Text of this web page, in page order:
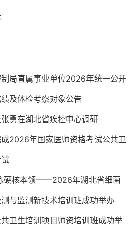
局直属事业单位2026年统一公开
及体检考察对象公告
勇在湖北省疾控中心调研
2026年国家医师资格考试公共卫
硬核本领——2026年湖北省细菌
与监测新技术培训班成功举办
卫生培训项目师资培训班成功举